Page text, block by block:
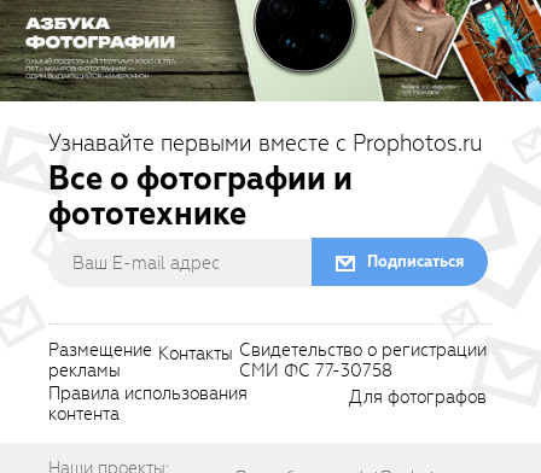
Узнавайте первыми вместе с Prophotos.ru
Все о фотографии и
фототехнике
Подписаться
Размещение
рекламы
Контакты Свидетельство о регистрации
СМИ ФС 77-30758
Правила использования
контента
Для фотографов
Наши проекты: